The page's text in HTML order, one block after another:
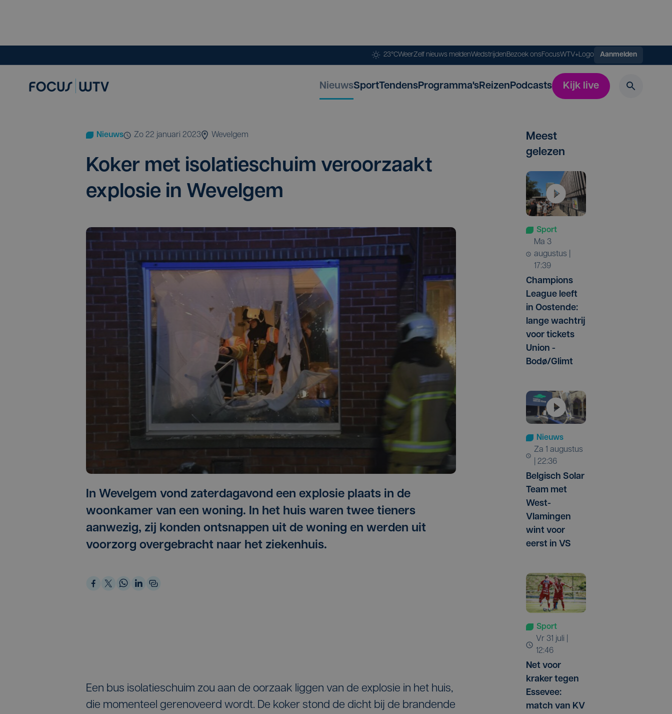
23°CWeerZelf nieuws meldenWedstrijdenBezoek onsFocusWTV+Logo Aanmelden
NieuwsSportTendensProgramma'sReizenPodcasts Kijk live
Nieuws zo 22 januari 2023 Wevelgem
Koker met iso­la­tie­schuim ver­oor­zaakt
explo­sie in Wevelgem
In Wevelgem vond zaterdagavond een explosie plaats in de
woonkamer van een woning. In het huis waren twee tieners
aanwezig, zij konden ontsnappen uit de woning en werden uit
voorzorg overgebracht naar het ziekenhuis.
Een bus isolatieschuim zou aan de oorzaak liggen van de explosie in het huis,
die momenteel gerenoveerd wordt. De koker stond de dicht bij de brandende
Meest
gelezen
Sport
ma 3
augustus |
17:39
Champions
League leeft
in Oostende:
lange wachtrij
voor tickets
Union -
Bodø/Glimt
Nieuws
za 1 augustus
| 22:36
Belgisch Solar
Team met
West-
Vlamingen
wint voor
eerst in VS
Sport
vr 31 juli |
12:46
Net voor
kraker tegen
Essevee:
match van KV